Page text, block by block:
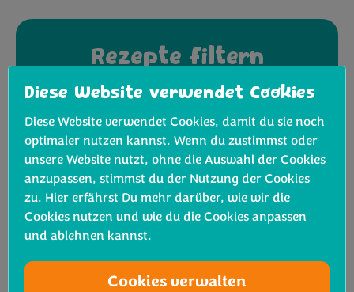
Rezepte filtern
Ergebnis anzeigen
Keine Rezepte gefunden
Diese Website verwendet Cookies
Diese Website verwendet Cookies, damit du sie noch
optimaler nutzen kannst. Wenn du zustimmst oder
unsere Website nutzt, ohne die Auswahl der Cookies
anzupassen, stimmst du der Nutzung der Cookies
zu. Hier erfährst Du mehr darüber, wie wir die
Cookies nutzen und wie du die Cookies anpassen
und ablehnen kannst.
Cookies verwalten